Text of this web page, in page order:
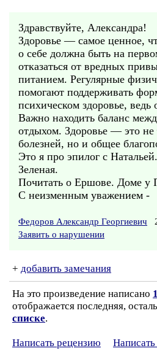
Здравствуйте, Александра!
Здоровье — самое ценное,
о себе должна быть на
отказаться от вредных
питанием. Регулярные
помогают поддерживать
психическом здоровье,
Важно находить баланс
отдыхом. Здоровье — это не
болезней, но и общее
Это я про эпилог с Натальей.
Зеленая.
Почитать о Ершове. Доме у
С неизменным уважением -
Федоров Александр Георгиевич
Заявить о нарушении
+ добавить замечания
На это произведение написано
отображается последняя,
списке.
Написать рецензию